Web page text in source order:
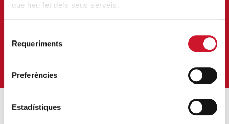
que heu fet dels seus serveis.
Requeriments
Preferències
Estadístiques
APUNTA'T AL NOSTRE BUTLLETÍ ELECTRÒNIC
E *